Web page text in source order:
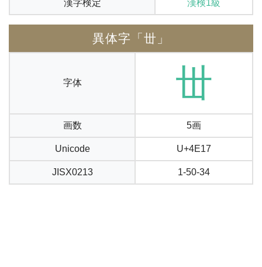
漢字検定 漢検1級
異体字「丗」
字体 丗
画数 5画
Unicode U+4E17
JISX0213 1-50-34